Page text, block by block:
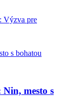
Výzva pre
mesto s